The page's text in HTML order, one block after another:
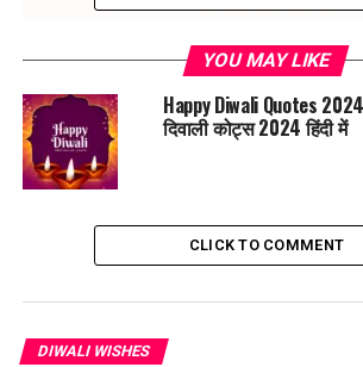
YOU MAY LIKE
Happy Diwali Quotes
दिवाली कोट्स 2024 हिंदी में
CLICK TO COMMENT
DIWALI WISHES